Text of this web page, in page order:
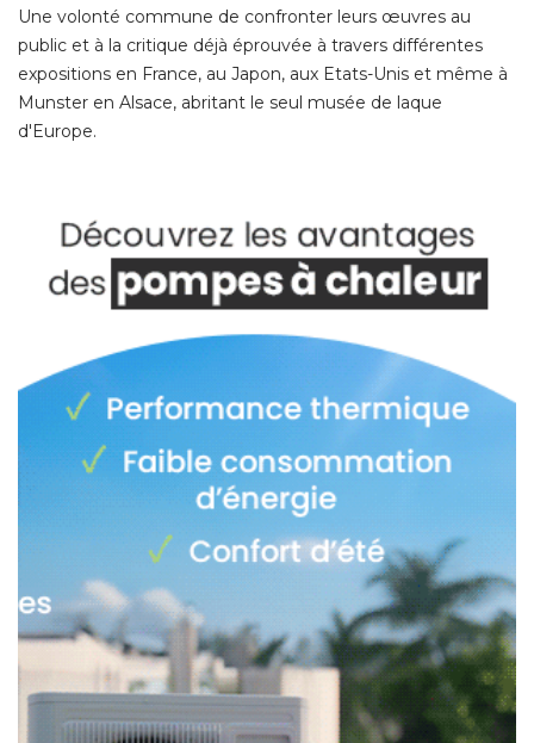
Une volonté commune de confronter leurs œuvres au
public et à la critique déjà éprouvée à travers différentes
expositions en France, au Japon, aux Etats-Unis et même à
Munster en Alsace, abritant le seul musée de laque
d'Europe.